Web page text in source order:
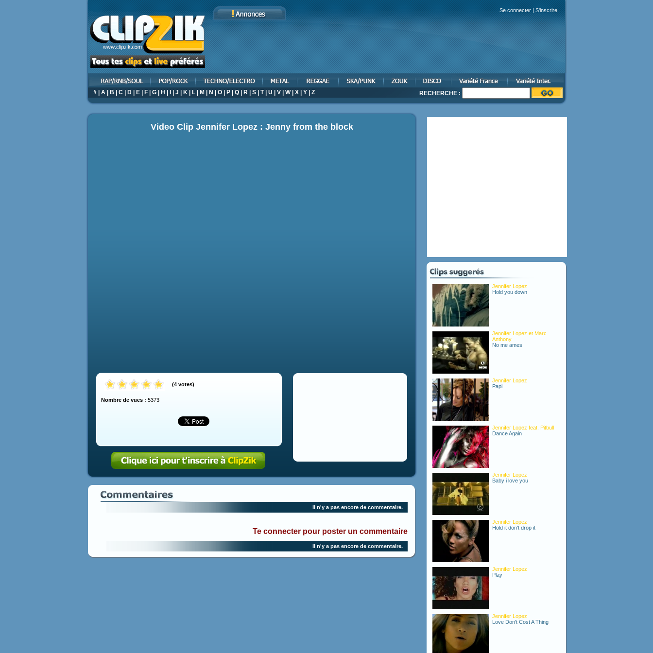
Se connecter | S'inscrire
# A B C D E F G H J K L M N O P Q R S T| U V W| X Y Z RECHERCHE :
Video Clip Jennifer Lopez : Jenny from the block
(4 votes)
Nombre de vues : 5373
Il n'y a pas encore de commentaire.
Te connecter pour poster un commentaire
Il n'y a pas encore de commentaire.
Jennifer Lopez
Hold you down
Jennifer Lopez et Marc
Anthony
No me ames
Jennifer Lopez
Papi
Jennifer Lopez feat. Pitbull
Dance Again
Jennifer Lopez
Baby i love you
Jennifer Lopez
Hold it don't drop it
Jennifer Lopez
Play
Jennifer Lopez
Love Don't Cost A Thing